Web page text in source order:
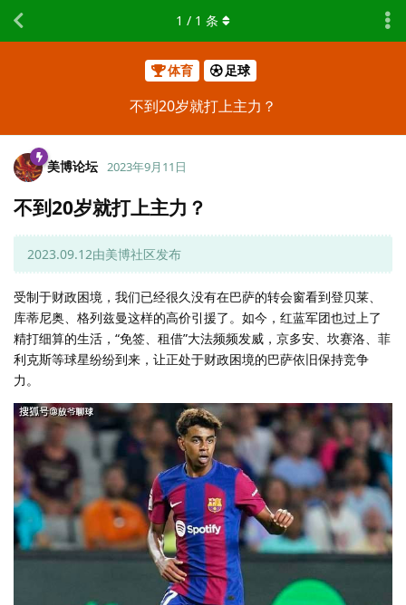
体育 足球
不到20岁就打上主力？
1 / 1 条
美博论坛 2023年9月11日
不到20岁就打上主力？
2023.09.12由美博社区发布
受制于财政困境，我们已经很久没有在巴萨的转会窗看到登贝莱、
库蒂尼奥、格列兹曼这样的高价引援了。如今，红蓝军团也过上了
精打细算的生活，“免签、租借”大法频频发威，京多安、坎赛洛、菲
利克斯等球星纷纷到来，让正处于财政困境的巴萨依旧保持竞争
力。